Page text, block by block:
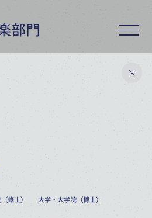
部門
修士） 大学・大学院（博士）